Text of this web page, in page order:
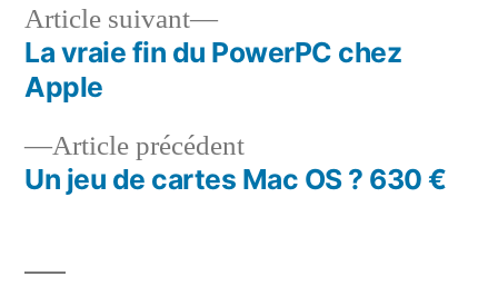
Navigation
l’article
Article précédentArticle
précédent :
Un jeu de cartes Mac OS ? 630 €
Article suivant
Article
suivant :
La vraie fin du PowerPC chez
Apple